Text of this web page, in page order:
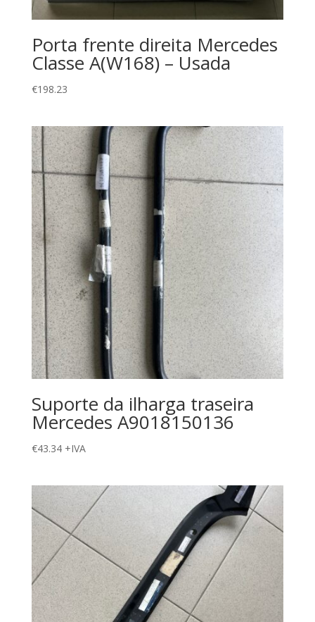
Porta frente direita Mercedes
Classe A(W168) – Usada
€198.23
Suporte da ilharga traseira
Mercedes A9018150136
€43.34 +IVA